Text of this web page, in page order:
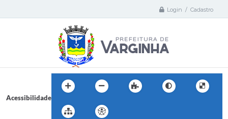
Login / Cadastro
Acessibilidade